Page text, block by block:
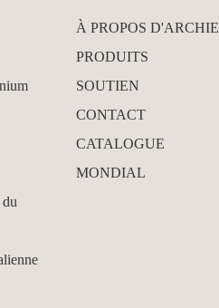
À PROPOS D'ARCHIE
PRODUITS
SOUTIEN
CONTACT
CATALOGUE
MONDIAL